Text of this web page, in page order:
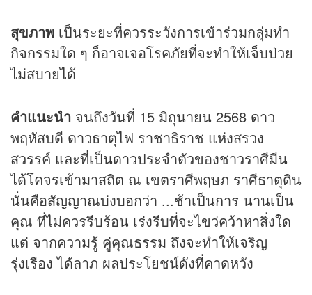
สุขภาพ เป็นระยะที่ควรระวังการเข้าร่วมกลุ่มทำ
กิจกรรมใด ๆ ก็อาจเจอโรคภัยที่จะทำให้เจ็บป่วย
ไม่สบายได้
คำแนะนำ จนถึงวันที่ 15 มิถุนายน 2568 ดาว
พฤหัสบดี ดาวธาตุไฟ ราชาธิราช แห่งสรวง
สวรรค์ และที่เป็นดาวประจำตัวของชาวราศีมีน
ได้โคจรเข้ามาสถิต ณ เขตราศีพฤษภ ราศีธาตุดิน
นั่นคือสัญญาณบ่งบอกว่า ...ช้าเป็นการ นานเป็น
คุณ ที่ไม่ควรรีบร้อน เร่งรีบที่จะไขว่คว้าหาสิ่งใด
แต่ จากความรู้ คู่คุณธรรม ถึงจะทำให้เจริญ
รุ่งเรือง ได้ลาภ ผลประโยชน์ดังที่คาดหวัง